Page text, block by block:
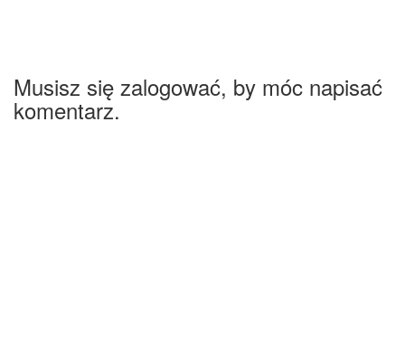
Musisz się zalogować, by móc napisać
komentarz.